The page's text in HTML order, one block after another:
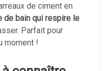
de ciment en
de bain qui respire le
Parfait pour
moment !